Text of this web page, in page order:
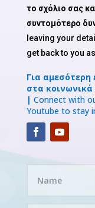
το σχόλιο σας
συντομότερο
leaving your
get back to you
Για αμεσότερη
στα κοινωνικά
| Connect with
Youtube to stay